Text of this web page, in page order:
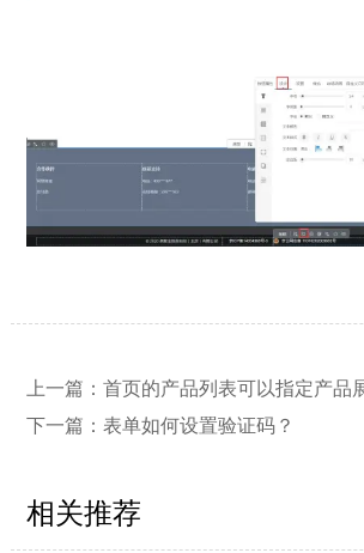
上一篇： 首页的产品列表可以指定产品
下一篇： 表单如何设置验证码？
相关推荐
邮件推送和微信推送？
目录上线多语言网站的区别